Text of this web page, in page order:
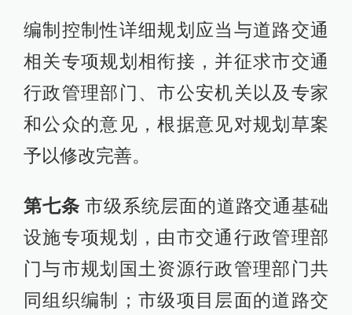
编制控制性详细规划应当与道路交通
相关专项规划相衔接，并征求市交通
行政管理部门、市公安机关以及专家
和公众的意见，根据意见对规划草案
予以修改完善。
第七条 市级系统层面的道路交通基础
设施专项规划，由市交通行政管理部
门与市规划国土资源行政管理部门共
同组织编制；市级项目层面的道路交